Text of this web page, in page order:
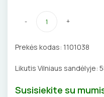
EL.
ŽAIBOSAUGA
ETIKEČIŲ
- +
Prekės kodas: 1101038
Likutis Vilniaus sandėlyje:
Susisiekite su